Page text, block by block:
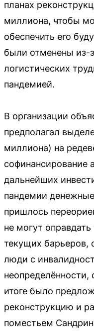
планах
миллиона, чтобы
обеспечить его
были отменены из-
логистических
пандемией.
В организации
предполагал
миллиона) на
софинансирование
дальнейших
пандемии
пришлось
не могут
текущих барьеров,
люди с
неопределённости,
итоге было
реконструкцию и
поместьем